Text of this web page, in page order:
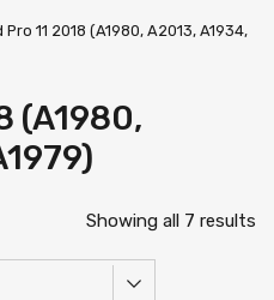
Pro 11 2018 (A1980, A2013, A1934,
(A1980,
Showing all 7 results